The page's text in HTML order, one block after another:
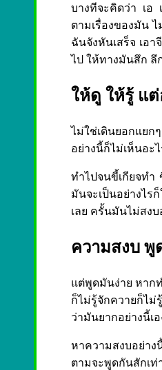
บางทีจะคิดว่า เอ
ตามเรื่องของมัน
ฉันจังหันเสร็จ เอ
ไป ให้ทางมันสึก ลึ
ให้ดู ให้รู้ แ
ไม่ใช่เดินยอกแย
อย่างนี้ก็ไม่เห็นอะ
ทำไปจนขี้เกียจทำ
มันจะเป็นอย่างไร
เลย ครั้นมันไม่สง
ความสงบ พู
แต่พูดมันง่าย หาก
ก็ไม่รู้จักควายก็ไ
ว่ามันยากอย่างนี้เอ
หาความสงบอย่า
ตามจะพูดกันสักเท่